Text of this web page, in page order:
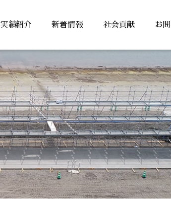
実績紹介 新着情報 社会貢献 お